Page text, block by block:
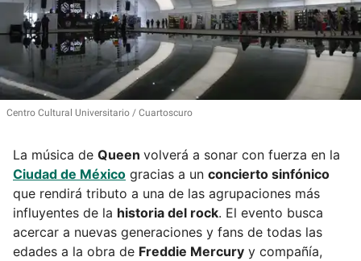
Centro Cultural Universitario Cuartoscuro
La música de Queen volverá a sonar con fuerza en la
Ciudad de México gracias a un concierto sinfónico
que rendirá tributo a una de las agrupaciones más
influyentes de la historia del rock. El evento busca
acercar a nuevas generaciones y fans de todas las
edades a la obra de Freddie Mercury y compañía,